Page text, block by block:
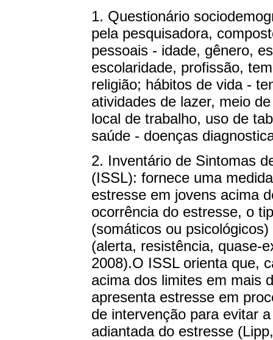
1. Questionário
pela pesquisadora,
pessoais - idade, gênero,
escolaridade, profissão,
religião; hábitos de vida -
atividades de lazer, meio
local de trabalho, uso de
saúde - doenças
2. Inventário de Sintomas
(ISSL): fornece uma
estresse em jovens acima
ocorrência do estresse, o
(somáticos ou
(alerta, resistência, quase-
2008).O ISSL orienta que,
acima dos limites em mais
apresenta estresse em
de intervenção para evitar
adiantada do estresse